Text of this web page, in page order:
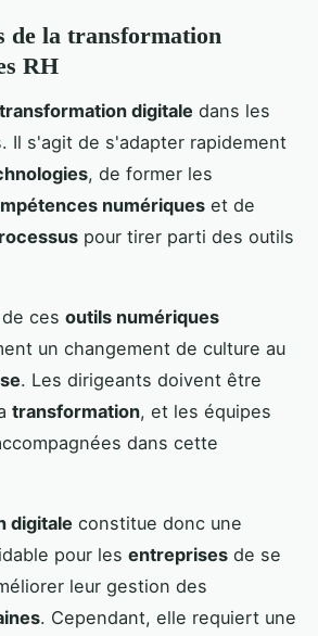
de la transformation
RH
transformation digitale dans les
Il s'agit de s'adapter rapidement
, de former les
numériques et de
pour tirer parti des outils
ces outils numériques
un changement de culture au
. Les dirigeants doivent être
transformation, et les équipes
dans cette
digitale constitue donc une
pour les entreprises de se
leur gestion des
. Cependant, elle requiert une